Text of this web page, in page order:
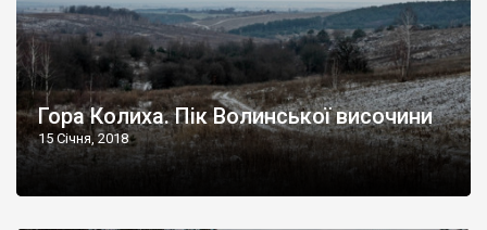
Гора Колиха. Пік Волинської височини
15 Січня, 2018